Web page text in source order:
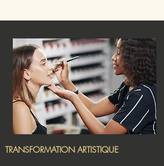
TRANSFORMATION ARTISTIQUE